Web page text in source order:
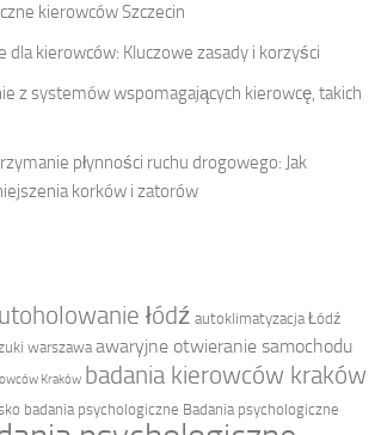
kierowców Szczecin
dla kierowców: Kluczowe zasady i korzyści
z systemów wspomagających kierowcę, takich
płynności ruchu drogowego: Jak
korków i zatorów
łódź autoklimatyzacja Łódź
warszawaawaryjne otwieranie samochodu
Kraków badania kierowców kraków
badania psychologiczne Badania psychologiczne